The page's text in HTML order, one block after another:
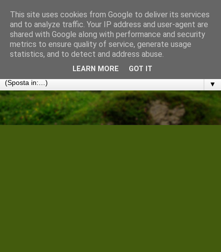
Cantiere Storico Filologico
Convergenze umanistiche in rete. Note, discussioni e
disseminazioni
▼
This site uses cookies from Google to deliver its services
and to analyze traffic. Your IP address and user-agent are
shared with Google along with performance and security
metrics to ensure quality of service, generate usage
statistics, and to detect and address abuse.
LEARN MORE GOT IT